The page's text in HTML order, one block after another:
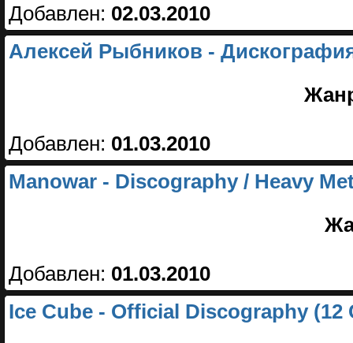
Добавлен: 02.03.2010
Алексей Рыбников -
Добавлен: 01.03.2010
Manowar - Discography / Heavy
Добавлен: 01.03.2010
Ice Cube - Official Discography (12